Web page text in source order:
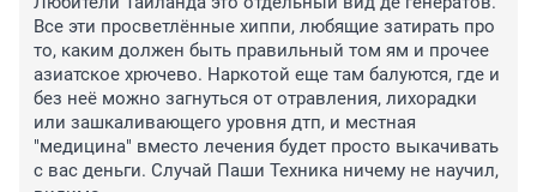
Все эти просветлённые хиппи, любящие затирать про
то, каким должен быть правильный том ям и прочее
азиатское хрючево. Наркотой еще там балуются, где и
без неё можно загнуться от отравления, лихорадки
или зашкаливающего уровня дтп, и местная
"медицина" вместо лечения будет просто выкачивать
с вас деньги. Случай Паши Техника ничему не научил,